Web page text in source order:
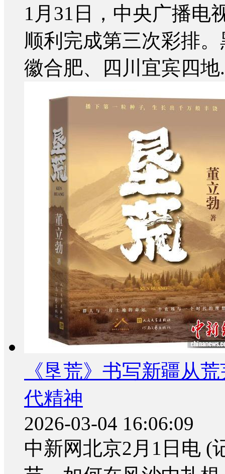
1月31日，中央广播电
顺利完成第三次彩排
徽合肥、四川宜宾四地
《垦荒》书写新疆从
代精神
2026-03-04 16:06:09
中新网北京2月1日电 (